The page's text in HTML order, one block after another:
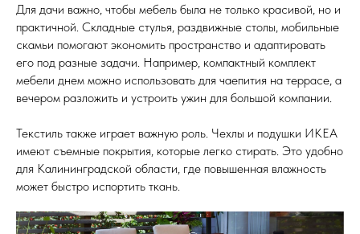
Для дачи важно, чтобы мебель была не только красивой, но и
практичной. Складные стулья, раздвижные столы, мобильные
скамьи помогают экономить пространство и адаптировать
его под разные задачи. Например, компактный комплект
мебели днем можно использовать для чаепития на террасе, а
вечером разложить и устроить ужин для большой компании.
Текстиль также играет важную роль. Чехлы и подушки ИКЕА
имеют съемные покрытия, которые легко стирать. Это удобно
для Калининградской области, где повышенная влажность
может быстро испортить ткань.